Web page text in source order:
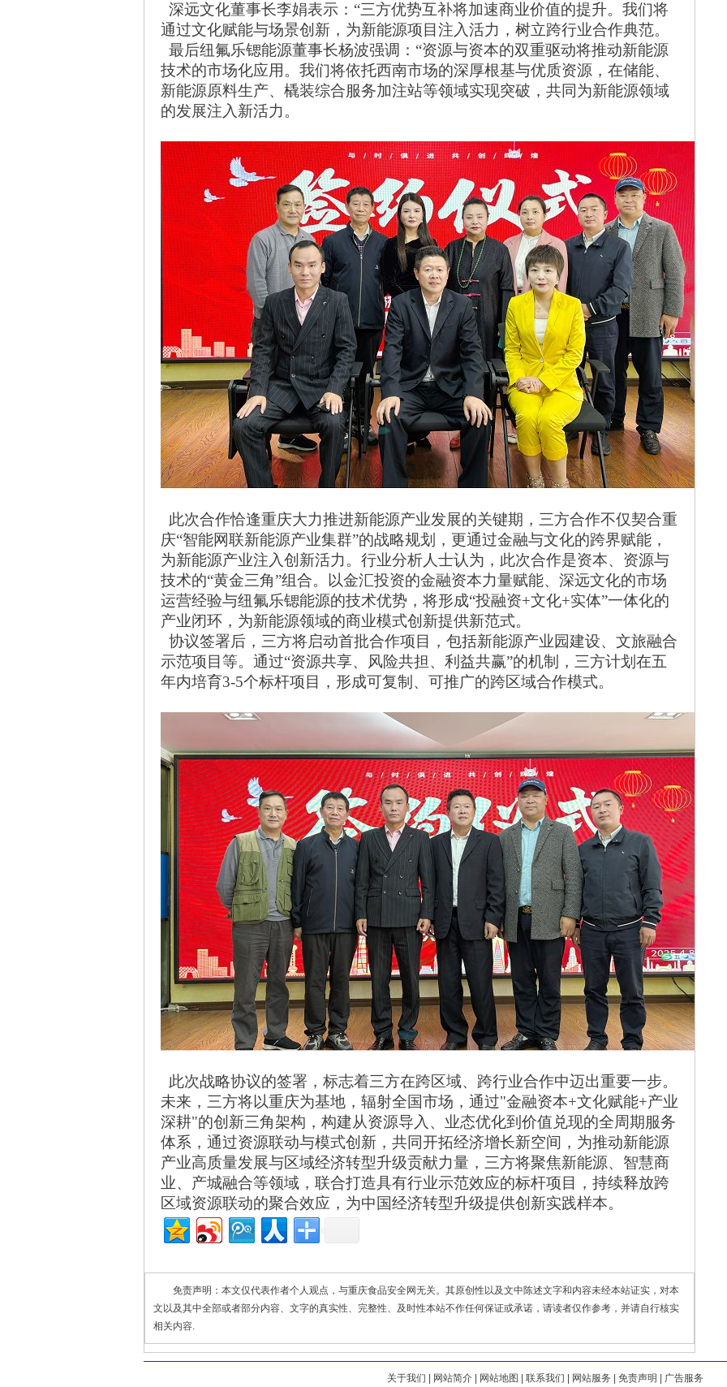
深远文化董事长李娟表示： “三方优势互补将加速商业价值的提升。 我们将
通过文化赋能与场景创新，为新能源项目注入活力，树立跨行业合作典范。
最后纽氟乐锶能源董事长杨波强调： “资源与资本的双重驱动将推动新能源
技术的市场化应用。 我们将依托西南市场的深厚根基与优质资源，在储能、
新能源原料生产、橇装综合服务加注站等领域实现突破，共同为新能源领域
的发展注入新活力。
此次合作恰逢重庆大力推进新能源产业发展的关键期，三方合作不仅契合重
庆“智能网联新能源产业集群”的战略规划，更通过金融与文化的跨界赋能，
为新能源产业注入创新活力。行业分析人士认为，此次合作是资本、资源与
技术的“黄金三角”组合。
以金汇投资的金融资本力量赋能、深远文化的市场
运营经验与纽氟乐锶能源的技术优势，将形成“投融资+文化+实体”一体化的
产业闭环，为新能源领域的商业模式创新提供新范式。
协议签署后，三方将启动首批合作项目，包括新能源产业园建设、文旅融合
示范项目等。通过“资源共享、风险共担、利益共赢”的机制，三方计划在五
年内培育3-5个标杆项目，形成可复制、可推广的跨区域合作模式。
此次战略协议的签署，标志着三方在跨区域、跨行业合作中迈出重要一步。
未来，三方将以重庆为基地，辐射全国市场，通过"金融资本+文化赋能+产业
深耕"的创新三角架构，构建从资源导入、业态优化到价值兑现的全周期服务
体系，通过资源联动与模式创新，共同开拓经济增长新空间，为推动新能源
产业高质量发展与区域经济转型升级贡献力量，三方将聚焦新能源、智慧商
业、产城融合等领域，联合打造具有行业示范效应的标杆项目，持续释放跨
区域资源联动的聚合效应，为中国经济转型升级提供创新实践样本。
免责声明：本文仅代表作者个人观点，与重庆食品安全网无关。其原创性以及文中陈述文字和内容未经本站证实，对本
文以及其中全部或者部分内容、文字的真实性、完整性、及时性本站不作任何保证或承诺，请读者仅作参考，并请自行核实
相关内容.
关于我们 网站简介 网站地图 联系我们 网站服务 免责声明 广告服务